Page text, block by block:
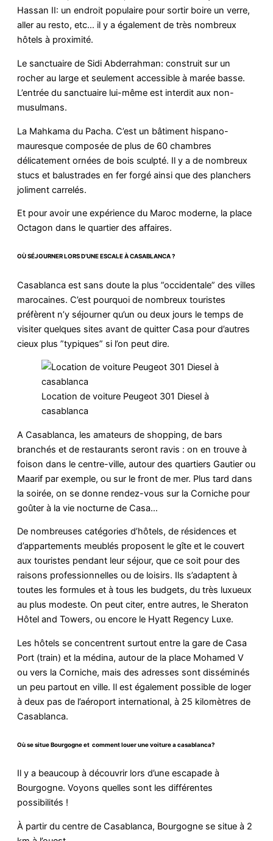
Hassan II: un endroit populaire pour sortir boire un verre,
aller au resto, etc… il y a également de très nombreux
hôtels à proximité.
Le sanctuaire de Sidi Abderrahman: construit sur un
rocher au large et seulement accessible à marée basse.
L’entrée du sanctuaire lui-même est interdit aux non-
musulmans.
La Mahkama du Pacha. C’est un bâtiment hispano-
mauresque composée de plus de 60 chambres
délicatement ornées de bois sculpté. Il y a de nombreux
stucs et balustrades en fer forgé ainsi que des planchers
joliment carrelés.
Et pour avoir une expérience du Maroc moderne, la place
Octagon dans le quartier des affaires.
OÙ SÉJOURNER LORS D’UNE ESCALE À CASABLANCA ?
Casablanca est sans doute la plus ”occidentale” des villes
marocaines. C’est pourquoi de nombreux touristes
préfèrent n’y séjourner qu’un ou deux jours le temps de
visiter quelques sites avant de quitter Casa pour d’autres
cieux plus ”typiques” si l’on peut dire.
Location de voiture Peugeot 301 Diesel à
casablanca
A Casablanca, les amateurs de shopping, de bars
branchés et de restaurants seront ravis : on en trouve à
foison dans le centre-ville, autour des quartiers Gautier ou
Maarif par exemple, ou sur le front de mer. Plus tard dans
la soirée, on se donne rendez-vous sur la Corniche pour
goûter à la vie nocturne de Casa…
De nombreuses catégories d’hôtels, de résidences et
d’appartements meublés proposent le gîte et le couvert
aux touristes pendant leur séjour, que ce soit pour des
raisons professionnelles ou de loisirs. Ils s’adaptent à
toutes les formules et à tous les budgets, du très luxueux
au plus modeste. On peut citer, entre autres, le Sheraton
Hôtel and Towers, ou encore le Hyatt Regency Luxe.
Les hôtels se concentrent surtout entre la gare de Casa
Port (train) et la médina, autour de la place Mohamed V
ou vers la Corniche, mais des adresses sont disséminés
un peu partout en ville. Il est également possible de loger
à deux pas de l’aéroport international, à 25 kilomètres de
Casablanca.
Où se situe Bourgogne et comment louer une voiture a casablanca?
Il y a beaucoup à découvrir lors d’une escapade à
Bourgogne. Voyons quelles sont les différentes
possibilités !
À partir du centre de Casablanca, Bourgogne se situe à 2